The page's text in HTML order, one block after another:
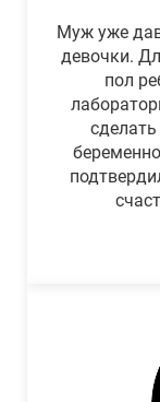
Муж уже
девочки.
пол